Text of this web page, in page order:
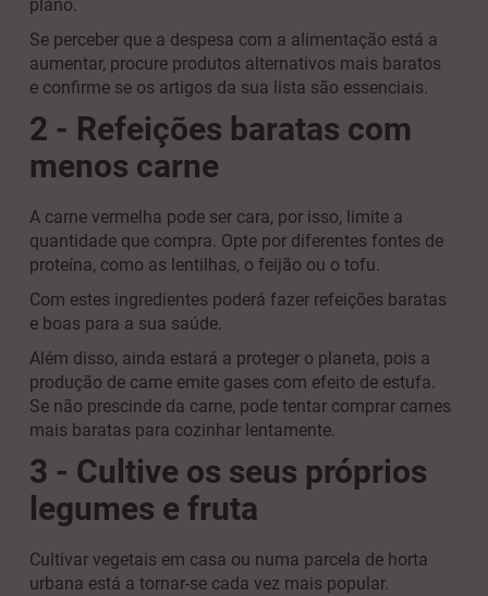
plano.
Se perceber que a despesa com a alimentação está a
aumentar, procure produtos alternativos mais baratos
e confirme se os artigos da sua lista são essenciais.
2 - Refeições baratas com
menos carne
A carne vermelha pode ser cara, por isso, limite a
quantidade que compra. Opte por diferentes fontes de
proteína, como as lentilhas, o feijão ou o tofu.
Com estes ingredientes poderá fazer refeições baratas
e boas para a sua saúde.
Além disso, ainda estará a proteger o planeta, pois a
produção de carne emite gases com efeito de estufa.
Se não prescinde da carne, pode tentar comprar carnes
mais baratas para cozinhar lentamente.
3 - Cultive os seus próprios
legumes e fruta
Cultivar vegetais em casa ou numa parcela de horta
urbana está a tornar-se cada vez mais popular.